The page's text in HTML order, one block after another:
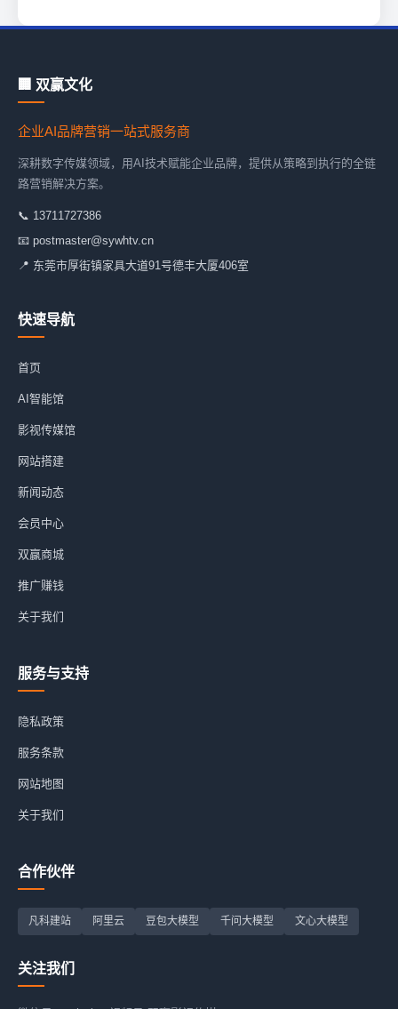
🏢 双赢文化
企业AI品牌营销一站式服务商
深耕数字传媒领域，用AI技术赋能企业品牌，提供从策略到执行的全链
路营销解决方案。
📞 13711727386
📧 postmaster@sywhtv.cn
📍 东莞市厚街镇家具大道91号德丰大厦406室
快速导航
首页
AI智能馆
影视传媒馆
网站搭建
新闻动态
会员中心
双赢商城
推广赚钱
关于我们
服务与支持
隐私政策
服务条款
网站地图
关于我们
合作伙伴
凡科建站 阿里云 豆包大模型 千问大模型 文心大模型
关注我们